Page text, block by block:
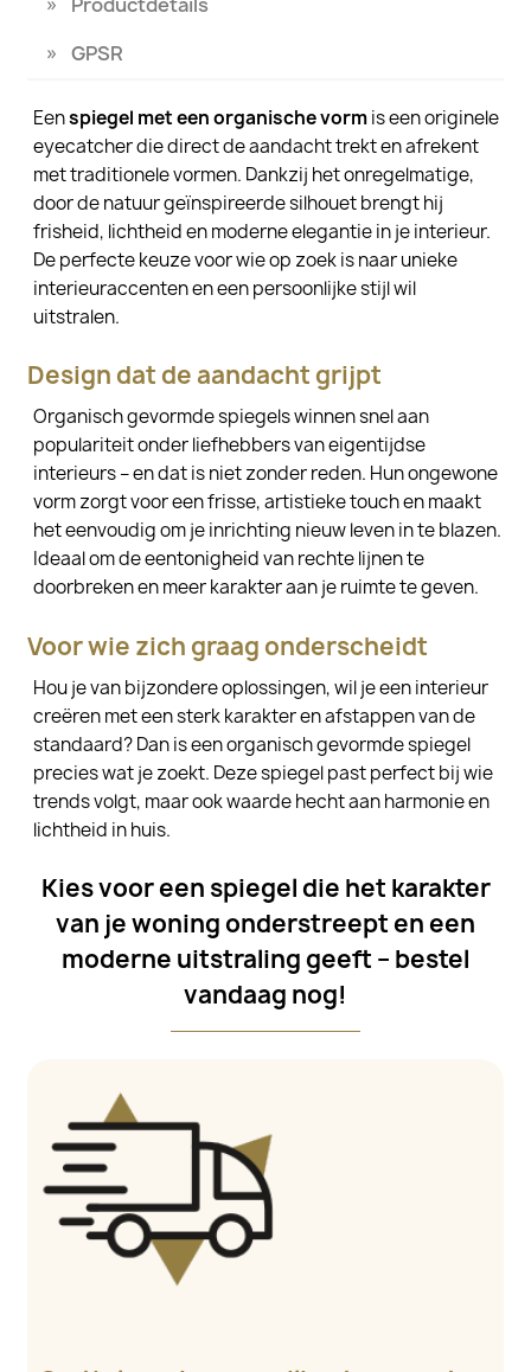
GPSR
Eenspiegel met een organische vormis een originele
eyecatcher die direct de aandacht trekt en afrekent
met traditionele vormen. Dankzij het onregelmatige,
door de natuur geïnspireerde silhouet brengt hij
frisheid, lichtheid en moderne elegantie in je interieur.
De perfecte keuze voor wie op zoek is naar unieke
interieuraccenten en een persoonlijke stijl wil
uitstralen.
Design dat de aandacht grijpt
Organisch gevormde spiegels winnen snel aan
populariteit onder liefhebbers van eigentijdse
interieurs – en dat is niet zonder reden. Hun ongewone
vorm zorgt voor een frisse, artistieke touch en maakt
het eenvoudig om je inrichting nieuw leven in te blazen.
Ideaal om de eentonigheid van rechte lijnen te
doorbreken en meer karakter aan je ruimte te geven.
Voor wie zich graag onderscheidt
Hou je van bijzondere oplossingen, wil je een interieur
creëren met een sterk karakter en afstappen van de
standaard? Dan is een organisch gevormde spiegel
precies wat je zoekt. Deze spiegel past perfect bij wie
trends volgt, maar ook waarde hecht aan harmonie en
lichtheid in huis.
Kies voor een spiegel die het karakter
van je woning onderstreept en een
moderne uitstraling geeft – bestel
vandaag nog!